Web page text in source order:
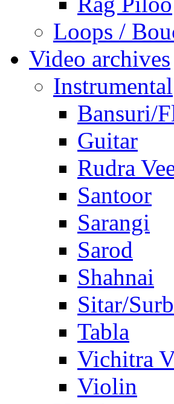
Loops /
Video archives
Instrumental
Bansuri/
Guitar
Rudra
Santoor
Sarangi
Sarod
Shahnai
Sitar/
Tabla
Vichitra
Violin